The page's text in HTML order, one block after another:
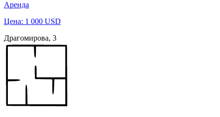
Аренда
Цена: 1 000 USD
Драгомирова, 3